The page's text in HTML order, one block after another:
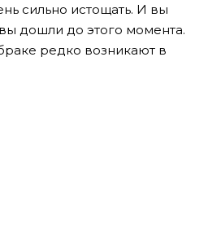
сильно истощать. И вы
дошли до этого момента.
редко возникают в